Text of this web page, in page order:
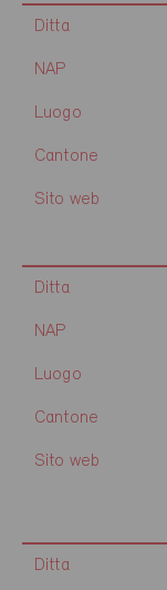
Ditta
NAP
Luogo
Cantone
Sito web
Ditta
NAP
Luogo
Cantone
Sito web
Ditta